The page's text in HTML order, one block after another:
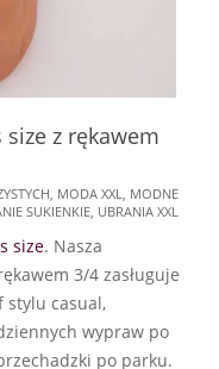
z rękawem
, MODA XXL, MODNE
SUKIENKIE, UBRANIA XXL
size. Nasza
3/4 zasługuje
stylu casual,
wypraw po
po parku.